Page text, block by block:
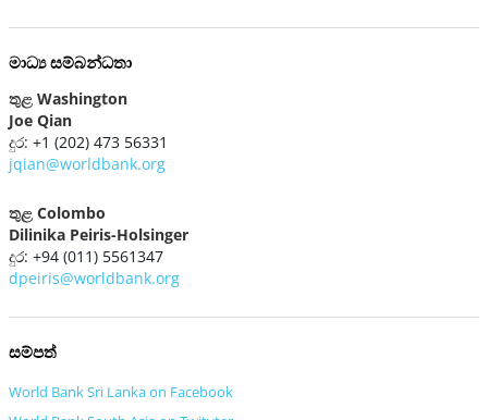
මාධ්‍ය සම්බන්ධතා
තුළ Washington
Joe Qian
දුර: +1 (202) 473 56331
jqian@worldbank.org
තුළ Colombo
Dilinika Peiris-Holsinger
දුර: +94 (011) 5561347
dpeiris@worldbank.org
සම්පත්
World Bank Sri Lanka on Facebook